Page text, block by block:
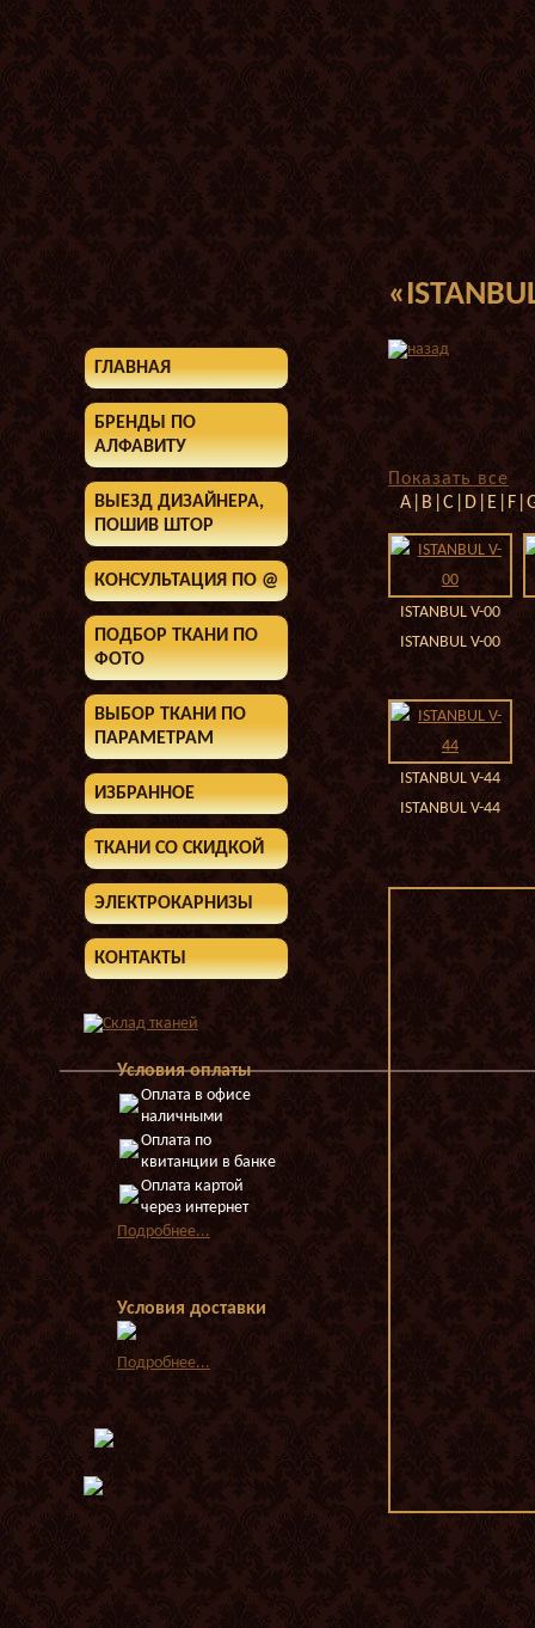
ГЛАВНАЯ
БРЕНДЫ ПО
АЛФАВИТУ
ВЫЕЗД ДИЗАЙНЕРА,
ПОШИВ ШТОР
КОНСУЛЬТАЦИЯ ПО @
ПОДБОР ТКАНИ ПО
ФОТО
ВЫБОР ТКАНИ ПО
ПАРАМЕТРАМ
ИЗБРАННОЕ
ТКАНИ СО СКИДКОЙ
ЭЛЕКТРОКАРНИЗЫ
КОНТАКТЫ
Условия оплаты
Оплата в офисе
наличными
Оплата по
квитанции в банке
Оплата картой
через интернет
Подробнее...
Условия доставки
Подробнее...
Показать все
ISTANBUL V-00
ISTANBUL V-00
ISTANBUL V-44
ISTANBUL V-44